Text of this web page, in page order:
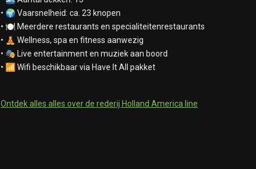
• 🌍 Vaarsnelheid: ca. 23 knopen
• 🍽️ Meerdere restaurants en specialiteitenrestaurants
• 🧘 Wellness, spa en fitness aanwezig
• 🎭 Live entertainment en muziek aan boord
• 📶 Wifi beschikbaar via Have It All pakket
Ontdek alles alles over de rederij Holland America line